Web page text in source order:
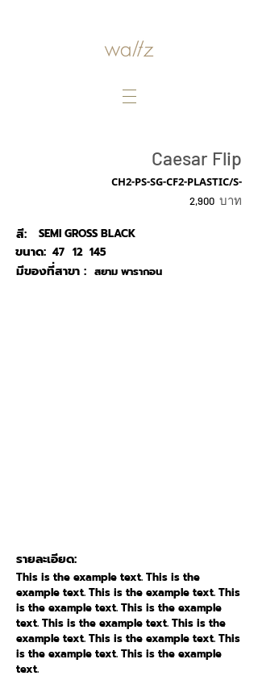
Caesar Flip
CH2-PS-SG-CF2-PLASTIC/S-
2,900 บาท
สี:
SEMI GROSS BLACK
47
ขนาด: 12 145
สยาม พารากอน
มีของที่สาขา :
รายละเอียด:
This is the example text. This is the
example text. This is the example text. This
is the example text. This is the example
text. This is the example text. This is the
example text. This is the example text. This
is the example text. This is the example
text.